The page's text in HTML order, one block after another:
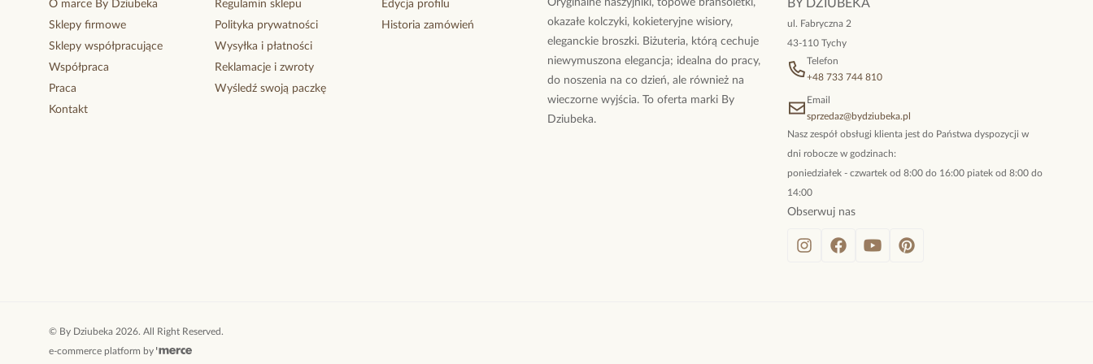
O marce By Dziubeka
Sklepy firmowe
Sklepy współpracujące
Współpraca
Praca
Kontakt
Regulamin sklepu
Polityka prywatności
Wysyłka i płatności
Reklamacje i zwroty
Wyśledź swoją paczkę
Edycja profilu
Historia zamówień
Oryginalne naszyjniki, topowe bransoletki,
okazałe kolczyki, kokieteryjne wisiory,
eleganckie broszki. Biżuteria, którą cechuje
niewymuszona elegancja; idealna do pracy,
do noszenia na co dzień, ale również na
wieczorne wyjścia. To oferta marki By
Dziubeka.
BY DZIUBEKA
ul. Fabryczna 2
43-110 Tychy
Telefon
+48 733 744 810
Email
sprzedaz@bydziubeka.pl
Nasz zespół obsługi klienta jest do Państwa dyspozycji w
dni robocze w godzinach:
poniedziałek - czwartek od 8:00 do 16:00 piatek od 8:00 do
14:00
Obserwuj nas
© By Dziubeka 2026. All Right Reserved.
e-commerce platform by